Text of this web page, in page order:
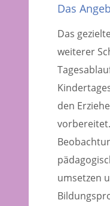
Das
Das
weiterer
den
umsetzen